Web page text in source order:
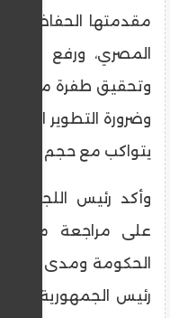
مقدمتها الحفاظ
المصري، ورفع
وتحقيق طفرة ملموسة
وضرورة التطوير
يتواكب مع حجم
وأكد رئيس اللجنة
على مراجعة ما جاء
الحكومة ومدى التزام
رئيس الجمهورية